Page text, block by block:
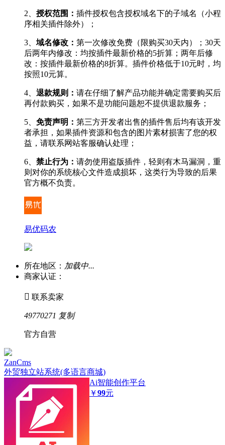
2、 授权范围： 插件授权包含授权域名下的子域名（小程
序相关插件除外）；
3、 域名修改： 第一次修改免费（限购买30天内）；30天
后两年内修改：均按插件最新价格的5折算；两年后修
改：按插件最新价格的8折算。插件价格低于10元时，均
按照10元算。
4、 退款规则： 请在仔细了解产品功能并确定需要购买后
再付款购买，如果不是功能问题恕不提供退款服务；
5、 免责声明： 第三方开发者出售的插件售后均有该开发
者承担，如果插件资源和包含的图片素材损害了您的权
益，请联系网站客服确认处理；
6、 禁止行为： 请勿使用盗版插件，轻则有木马漏洞，重
则对你的系统核心文件造成损坏，这类行为导致的后果
官方概不负责。
易优码农
所在地区： 加载中...
商家认证：
 联系卖家
49770271 复制
官方自营
ZanCms
外贸独立站系统(多语言商城)
Ai智能创作平台
￥99元